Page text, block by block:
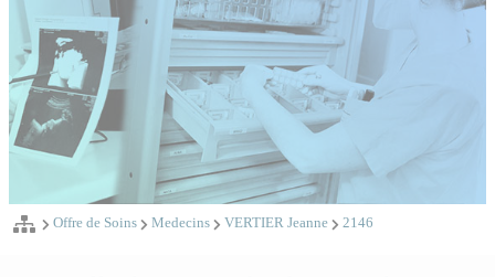
Offre de Soins Medecins VERTIER Jeanne 2146